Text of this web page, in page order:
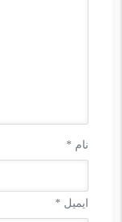
نام *
ایمیل *